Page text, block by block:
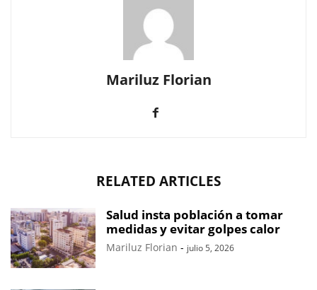
Mariluz Florian
RELATED ARTICLES
Salud insta población a tomar
medidas y evitar golpes calor
Mariluz Florian - julio 5, 2026